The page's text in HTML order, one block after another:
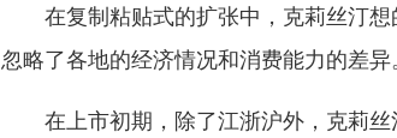
在复制粘贴式的扩张中，克莉丝汀想
忽略了各地的经济情况和消费能力的差异。
在上市初期，除了江浙沪外，克莉丝